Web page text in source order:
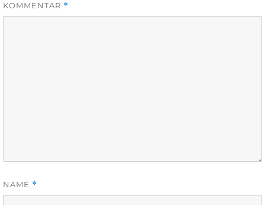
KOMMENTAR *
NAME *